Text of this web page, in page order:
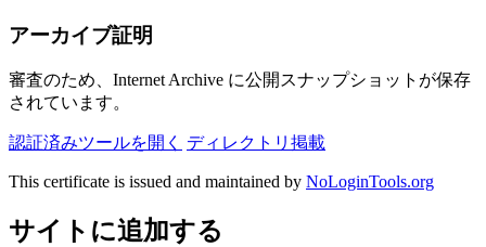
アーカイブ証明
審査のため、Internet Archive に公開スナップショットが保存
されています。
認証済みツールを開く ディレクトリ掲載
This certificate is issued and maintained by NoLoginTools.org
サイトに追加する